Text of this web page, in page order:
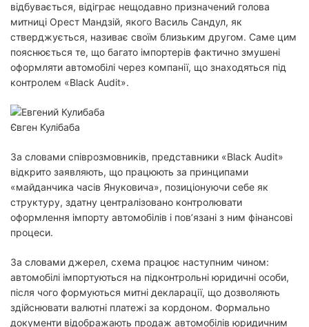
відбувається, відіграє нещодавно призначений голова
митниці Орест Мандзій, якого Василь Сандул, як
стверджується, називає своїм близьким другом. Саме цим
пояснюється те, що багато імпортерів фактично змушені
оформляти автомобілі через компанії, що знаходяться під
контролем «Black Audit».
Євген Кулібаба
За словами співрозмовників, представники «Black Audit»
відкрито заявляють, що працюють за принципами
«майданчика часів Януковича», позиціонуючи себе як
структуру, здатну централізовано контролювати
оформлення імпорту автомобілів і пов’язані з ним фінансові
процеси.
За словами джерел, схема працює наступним чином:
автомобілі імпортуються на підконтрольні юридичні особи,
після чого формуються митні декларації, що дозволяють
здійснювати валютні платежі за кордоном. Формально
документи відображають продаж автомобілів юридичним